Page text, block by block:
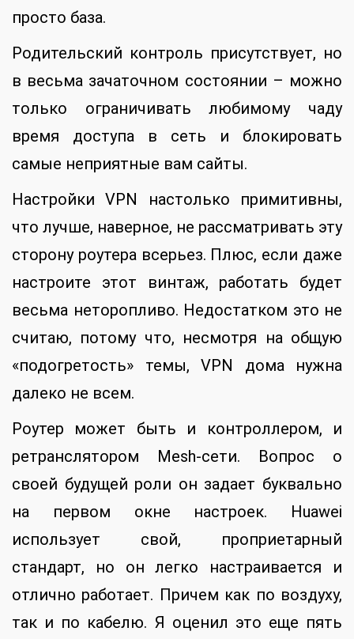
просто база.
Родительский контроль присутствует, но
в весьма зачаточном состоянии – можно
только ограничивать любимому чаду
время доступа в сеть и блокировать
самые неприятные вам сайты.
Настройки VPN настолько примитивны,
что лучше, наверное, не рассматривать эту
сторону роутера всерьез. Плюс, если даже
настроите этот винтаж, работать будет
весьма неторопливо. Недостатком это не
считаю, потому что, несмотря на общую
«подогретость» темы, VPN дома нужна
далеко не всем.
Роутер может быть и контроллером, и
ретранслятором Mesh-сети. Вопрос о
своей будущей роли он задает буквально
на первом окне настроек. Huawei
использует свой, проприетарный
стандарт, но он легко настраивается и
отлично работает. Причем как по воздуху,
так и по кабелю. Я оценил это еще пять